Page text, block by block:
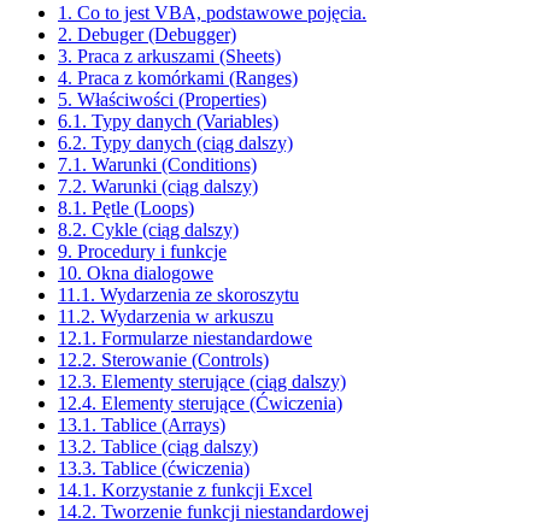
1. Co to jest VBA, podstawowe pojęcia.
2. Debuger (Debugger)
3. Praca z arkuszami (Sheets)
4. Praca z komórkami (Ranges)
5. Właściwości (Properties)
6.1. Typy danych (Variables)
6.2. Typy danych (ciąg dalszy)
7.1. Warunki (Conditions)
7.2. Warunki (ciąg dalszy)
8.1. Pętle (Loops)
8.2. Cykle (ciąg dalszy)
9. Procedury i funkcje
10. Okna dialogowe
11.1. Wydarzenia ze skoroszytu
11.2. Wydarzenia w arkuszu
12.1. Formularze niestandardowe
12.2. Sterowanie (Controls)
12.3. Elementy sterujące (ciąg dalszy)
12.4. Elementy sterujące (Ćwiczenia)
13.1. Tablice (Arrays)
13.2. Tablice (ciąg dalszy)
13.3. Tablice (ćwiczenia)
14.1. Korzystanie z funkcji Excel
14.2. Tworzenie funkcji niestandardowej